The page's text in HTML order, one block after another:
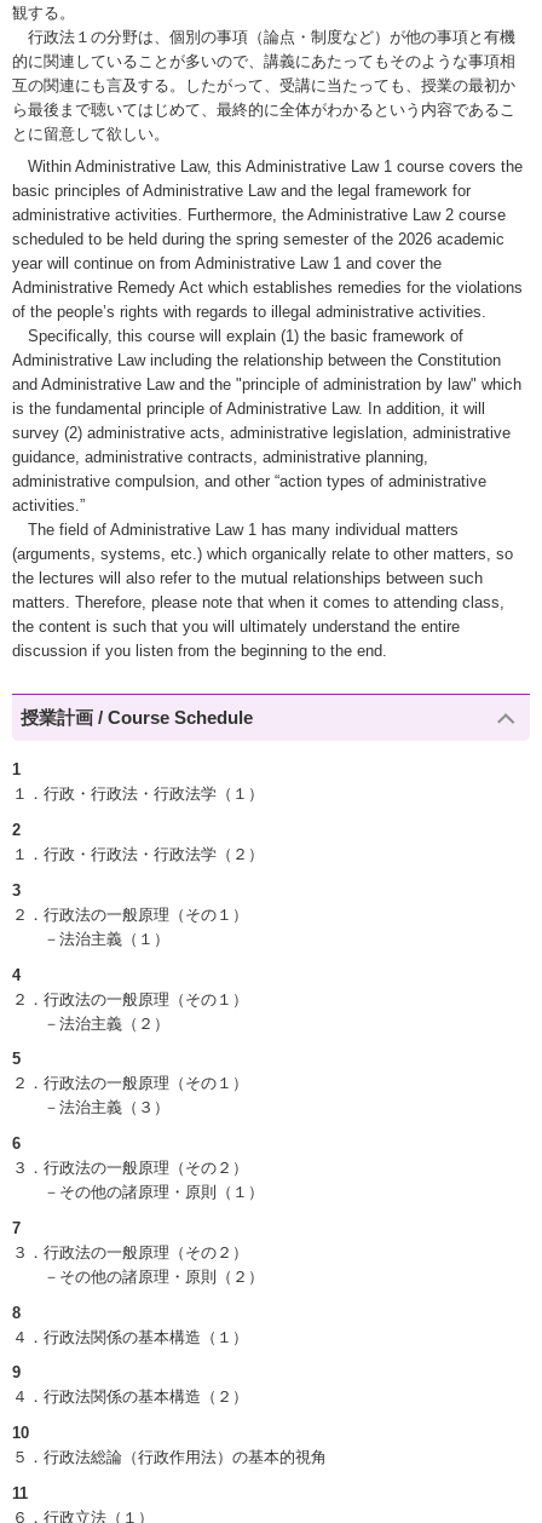
観する。
行政法１の分野は、個別の事項（論点・制度など）が他の事項と有機
的に関連していることが多いので、講義にあたってもそのような事項相
互の関連にも言及する。したがって、受講に当たっても、授業の最初か
ら最後まで聴いてはじめて、最終的に全体がわかるという内容であるこ
とに留意して欲しい。
Within Administrative Law, this Administrative Law 1 course covers the
basic principles of Administrative Law and the legal framework for
administrative activities. Furthermore, the Administrative Law 2 course
scheduled to be held during the spring semester of the 2026 academic
year will continue on from Administrative Law 1 and cover the
Administrative Remedy Act which establishes remedies for the violations
of the people’s rights with regards to illegal administrative activities.
Specifically, this course will explain (1) the basic framework of
Administrative Law including the relationship between the Constitution
and Administrative Law and the "principle of administration by law" which
is the fundamental principle of Administrative Law. In addition, it will
survey (2) administrative acts, administrative legislation, administrative
guidance, administrative contracts, administrative planning,
administrative compulsion, and other “action types of administrative
activities.”
The field of Administrative Law 1 has many individual matters
(arguments, systems, etc.) which organically relate to other matters, so
the lectures will also refer to the mutual relationships between such
matters. Therefore, please note that when it comes to attending class,
the content is such that you will ultimately understand the entire
discussion if you listen from the beginning to the end.
授業計画 / Course Schedule
1
１．行政・行政法・行政法学（１）
2
１．行政・行政法・行政法学（２）
3
２．行政法の一般原理（その１）
－法治主義（１）
4
２．行政法の一般原理（その１）
－法治主義（２）
5
２．行政法の一般原理（その１）
－法治主義（３）
6
３．行政法の一般原理（その２）
－その他の諸原理・原則（１）
7
３．行政法の一般原理（その２）
－その他の諸原理・原則（２）
8
４．行政法関係の基本構造（１）
9
４．行政法関係の基本構造（２）
10
５．行政法総論（行政作用法）の基本的視角
11
６．行政立法（１）